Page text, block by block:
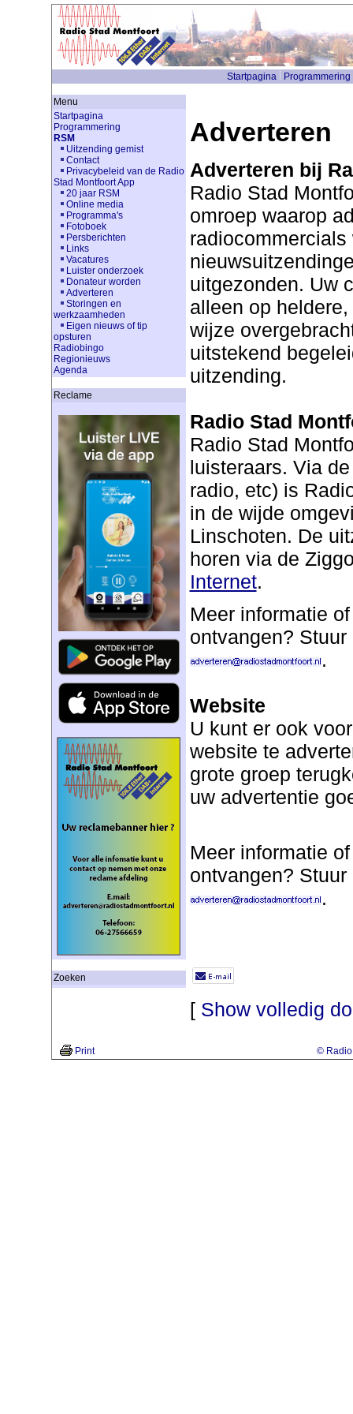
Startpagina Programmering
Menu
Startpagina
Programmering
RSM
Uitzending gemist
Contact
Privacybeleid van de Radio
Stad Montfoort App
20 jaar RSM
Online media
Programma's
Fotoboek
Persberichten
Links
Vacatures
Luister onderzoek
Donateur worden
Adverteren
Storingen en
werkzaamheden
Eigen nieuws of tip
opsturen
Radiobingo
Regionieuws
Agenda
Reclame
Zoeken
Adverteren
Adverteren bij
Radio Stad
omroep waarop
uitgezonden. Uw
alleen op
wijze
uitstekend
uitzending.
Radio Stad
Radio Stad
luisteraars. Via
radio, etc) is
in de wijde
Linschoten. De
horen via de
Internet.
Meer informatie
ontvangen?
.
Website
U kunt er ook
website te
grote groep
uw advertentie
Meer informatie
ontvangen?
.
[ Show volledig
Print © Radio